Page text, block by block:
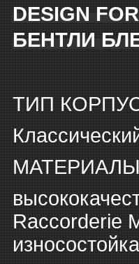
DESIGN
БЕНТЛИ
ТИП
Raccorderie